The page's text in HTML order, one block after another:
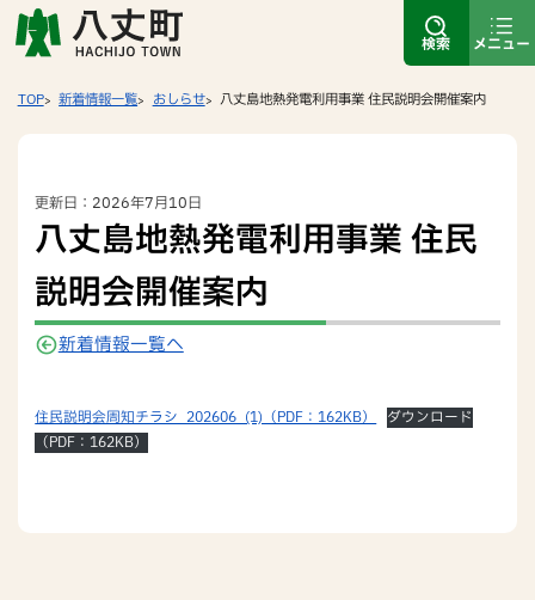
検索 メニュー
TOP 新着情報一覧 おしらせ 八丈島地熱発電利用事業 住民説明会開催案内
更新日：2026年7月10日
八丈島地熱発電利用事業 住民
説明会開催案内
新着情報一覧へ
住民説明会周知チラシ_202606_(1)（PDF：162KB）
ダウンロード
（PDF：162KB）